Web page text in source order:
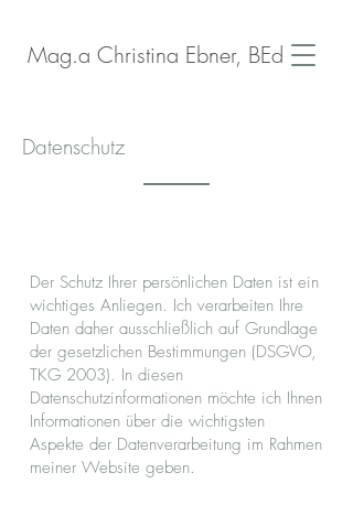
Mag.a Christina Ebner, BEd
Datenschutz
Der Schutz Ihrer persönlichen Daten ist ein
wichtiges Anliegen. Ich verarbeiten Ihre
Daten daher ausschließlich auf Grundlage
der gesetzlichen Bestimmungen (DSGVO,
TKG 2003). In diesen
Datenschutzinformationen möchte ich Ihnen
Informationen über die wichtigsten
Aspekte der Datenverarbeitung im Rahmen
meiner Website geben.